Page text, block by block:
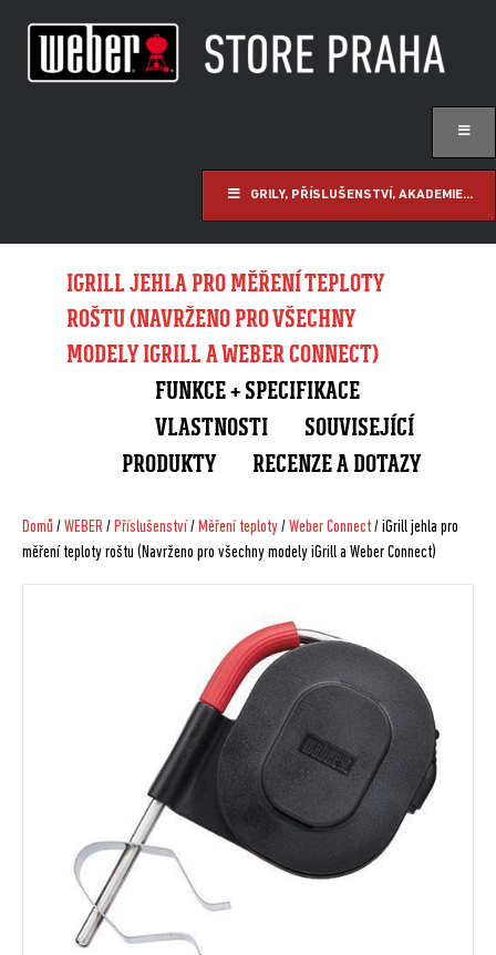
GRILY, PŘÍSLUŠENSTVÍ, AKADEMIE...
IGRILL JEHLA PRO MĚŘENÍ TEPLOTY
ROŠTU (NAVRŽENO PRO VŠECHNY
MODELY IGRILL A WEBER CONNECT)
FUNKCE + SPECIFIKACE
VLASTNOSTI
SOUVISEJÍCÍ
PRODUKTY
RECENZE A DOTAZY
Domů /WEBER/ Příslušenství/ Měření teploty/Weber Connect/ iGrill jehla pro
měření teploty roštu (Navrženo pro všechny modely iGrill a Weber Connect)